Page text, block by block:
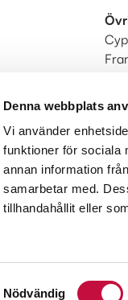
Denna webbplats
Vi använder
funktioner för sociala
annan information
samarbetar med.
tillhandahållit eller
Samtyckesval
Nödvändig